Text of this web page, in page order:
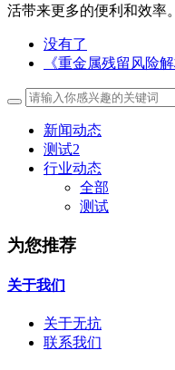
活带来更多的便利和效率。
没有了
《重金属残留风险
新闻动态
测试2
行业动态
全部
测试
为您推荐
关于我们
关于无抗
联系我们